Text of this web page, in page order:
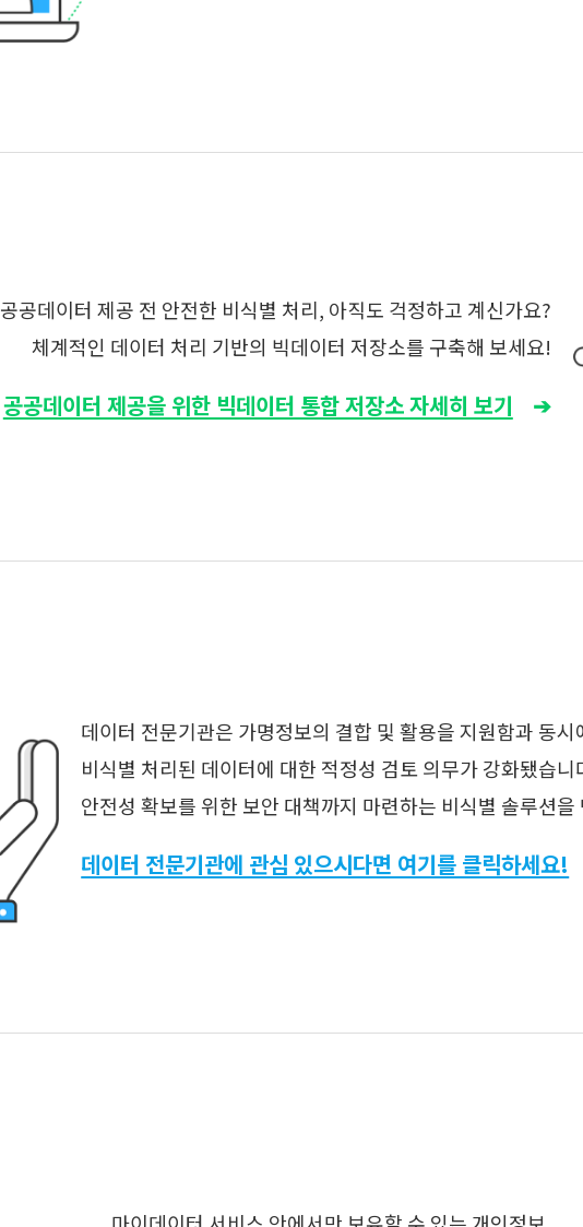
공공데이터 제공 전 안전한 비식별 처리, 아직도 걱정하고 계신가요?
체계적인 데이터 처리 기반의 빅데이터 저장소를 구축해 보세요!
공공데이터 제공을 위한 빅데이터 통합 저장소 자세히 보기
데이터 전문기관은 가명정보의 결합 및 활용을 지원함과 동시
비식별 처리된 데이터에 대한 적정성 검토 의무가 강화됐습니
안전성 확보를 위한 보안 대책까지 마련하는 비식별 솔루션을
데이터 전문기관에 관심 있으시다면 여기를 클릭하세요!